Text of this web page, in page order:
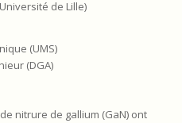
de Lille)
(UMS)
(DGA)
nitrure de gallium (GaN) ont